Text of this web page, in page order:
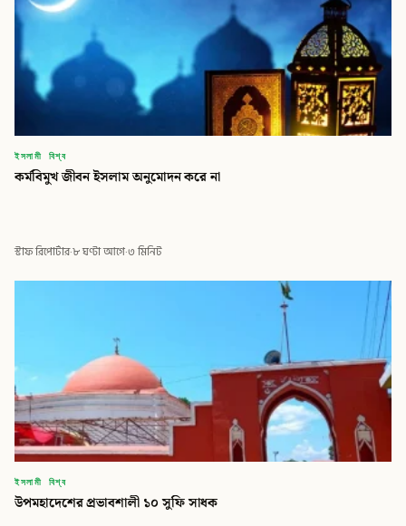
ইসলামী বিশ্ব
কর্মবিমুখ জীবন ইসলাম অনুমোদন করে না
স্টাফ রিপোর্টার·৮ ঘণ্টা আগে·৩ মিনিট
ইসলামী বিশ্ব
উপমহাদেশের প্রভাবশালী ১০ সুফি সাধক